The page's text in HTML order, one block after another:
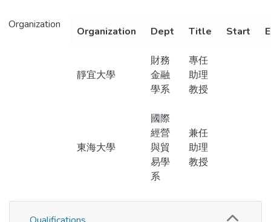
Organization
Organization Dept Title Start
靜宜大學
財務
金融
學系
專任
助理
教授
東海大學
國際
經營
與貿
易學
系
兼任
助理
教授